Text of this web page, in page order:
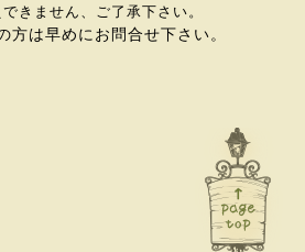
きません、ご了承下さい。
方は早めにお問合せ下さい。